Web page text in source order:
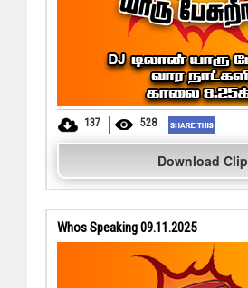
137 528
Download Clip
Whos Speaking 09.11.2025